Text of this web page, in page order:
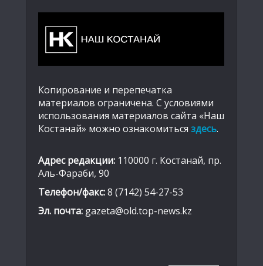
Копирование и перепечатка
материалов ограничена. С условиями
использования материалов сайта «Наш
Костанай» можно ознакомиться здесь.
Адрес редакции: 110000 г. Костанай, пр.
Аль-Фараби, 90
Телефон/факс:8 (7142) 54-27-53
Эл. почта: gazeta@old.top-news.kz